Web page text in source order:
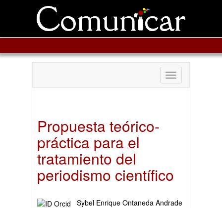
Toggle
navigation
Propuesta teórico-
práctica para el
tratamiento del
periodismo científico
Sybel Enrique Ontaneda Andrade